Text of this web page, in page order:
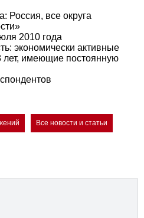
Россия, все округа
2010 года
экономически активные
лет, имеющие постоянную
Все новости и статьи